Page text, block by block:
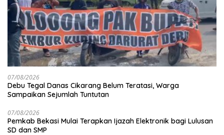
07/08/2026
Debu Tegal Danas Cikarang Belum Teratasi, Warga
Sampaikan Sejumlah Tuntutan
07/08/2026
Pemkab Bekasi Mulai Terapkan Ijazah Elektronik bagi Lulusan
SD dan SMP